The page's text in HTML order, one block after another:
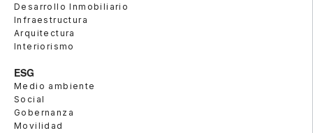
Desarrollo Inmobiliario
Infraestructura
Arquitectura
Interiorismo
ESG
Medio ambiente
Social
Gobernanza
Movilidad